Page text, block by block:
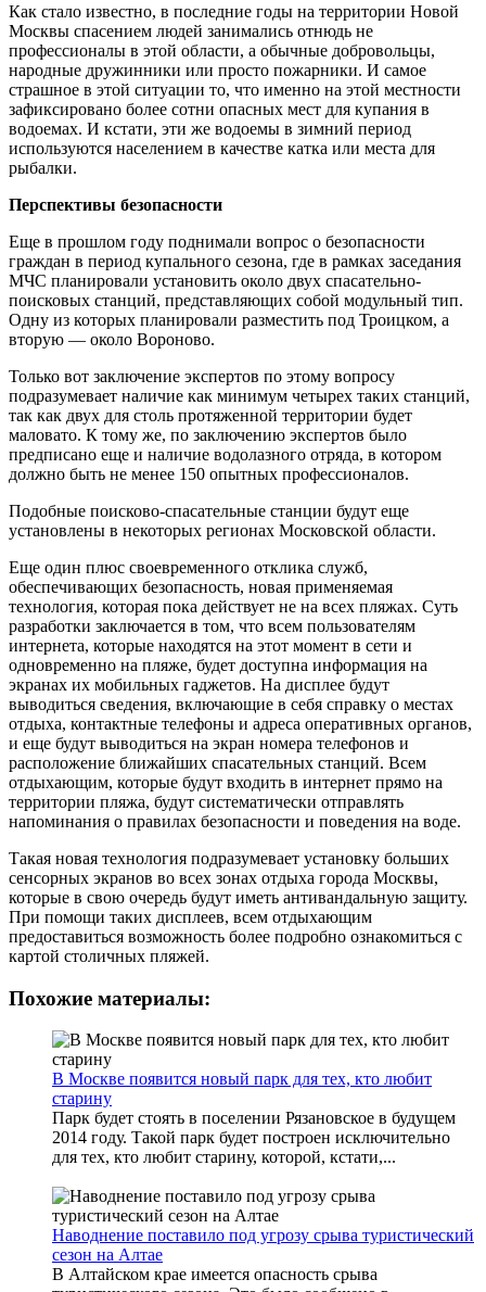
Как стало известно, в последние годы на территории Новой
Москвы спасением людей занимались отнюдь не
профессионалы в этой области, а обычные добровольцы,
народные дружинники или просто пожарники. И самое
страшное в этой ситуации то, что именно на этой местности
зафиксировано более сотни опасных мест для купания в
водоемах. И кстати, эти же водоемы в зимний период
используются населением в качестве катка или места для
рыбалки.
Перспективы безопасности
Еще в прошлом году поднимали вопрос о безопасности
граждан в период купального сезона, где в рамках заседания
МЧС планировали установить около двух спасательно-
поисковых станций, представляющих собой модульный тип.
Одну из которых планировали разместить под Троицком, а
вторую — около Вороново.
Только вот заключение экспертов по этому вопросу
подразумевает наличие как минимум четырех таких станций,
так как двух для столь протяженной территории будет
маловато. К тому же, по заключению экспертов было
предписано еще и наличие водолазного отряда, в котором
должно быть не менее 150 опытных профессионалов.
Подобные поисково-спасательные станции будут еще
установлены в некоторых регионах Московской области.
Еще один плюс своевременного отклика служб,
обеспечивающих безопасность, новая применяемая
технология, которая пока действует не на всех пляжах. Суть
разработки заключается в том, что всем пользователям
интернета, которые находятся на этот момент в сети и
одновременно на пляже, будет доступна информация на
экранах их мобильных гаджетов. На дисплее будут
выводиться сведения, включающие в себя справку о местах
отдыха, контактные телефоны и адреса оперативных органов,
и еще будут выводиться на экран номера телефонов и
расположение ближайших спасательных станций. Всем
отдыхающим, которые будут входить в интернет прямо на
территории пляжа, будут систематически отправлять
напоминания о правилах безопасности и поведения на воде.
Такая новая технология подразумевает установку больших
сенсорных экранов во всех зонах отдыха города Москвы,
которые в свою очередь будут иметь антивандальную защиту.
При помощи таких дисплеев, всем отдыхающим
предоставиться возможность более подробно ознакомиться с
картой столичных пляжей.
Похожие материалы:
В Москве появится новый парк для тех, кто любит
старину
Парк будет стоять в поселении Рязановское в будущем
2014 году. Такой парк будет построен исключительно
для тех, кто любит старину, которой, кстати,...
Наводнение поставило под угрозу срыва туристический
сезон на Алтае
В Алтайском крае имеется опасность срыва